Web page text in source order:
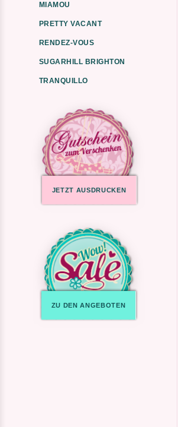
MIAMOU
PRETTY VACANT
RENDEZ-VOUS
SUGARHILL BRIGHTON
TRANQUILLO
JETZT AUSDRUCKEN
ZU DEN ANGEBOTEN